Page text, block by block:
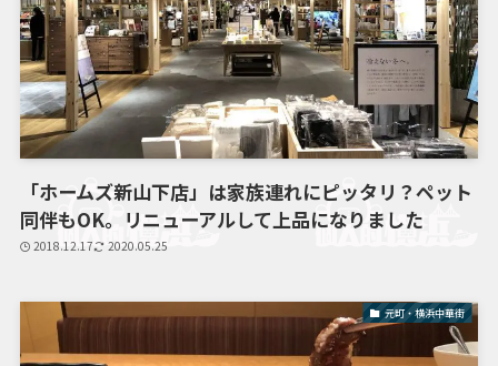
「ホームズ新山下店」は家族連れにピッタリ？ペット
同伴もOK。リニューアルして上品になりました
2018.12.17 2020.05.25
元町・横浜中華街